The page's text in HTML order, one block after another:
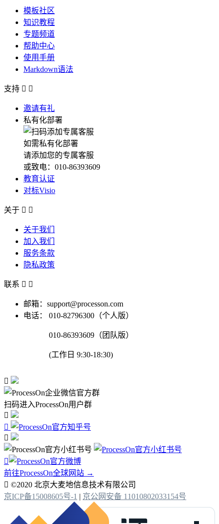
模板社区
知识教程
专题频道
帮助中心
使用手册
Markdown语法
支持  
邀请有礼
私有化部署
如需私有化部署
请添加您的专属客服
或致电：010-86393609
教育认证
对标Visio
关于  
关于我们
加入我们
服务条款
隐私政策
联系  
邮箱：support@processon.com
电话：
010-82796300（个人版）
010-86393609（团队版）
(工作日 9:30-18:30)

扫码进入ProcessOn用户群




前往ProcessOn全球网站 →
 ©2020 北京大麦地信息技术有限公司
京ICP备15008605号-1 | 京公网安备 11010802033154号